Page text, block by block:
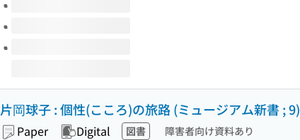
片岡球子 : 個性(こころ)の旅路 (ミュージアム新書 ; 9)
Paper Digital 図書 障害者向け資料あり